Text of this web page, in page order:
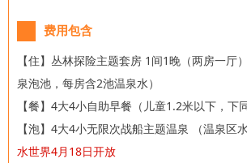
费用包含
【住】丛林探险主题套房 1间1晚（两房一厅）
泉泡池，每房含2池温泉水）
【餐】4大4小自助早餐（儿童1.2米以下，下同
【泡】4大4小无限次战船主题温泉 （温泉区
水世界4月18日开放